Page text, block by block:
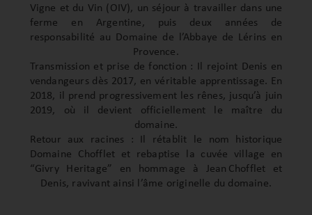
Vigne et du Vin (OIV), un séjour à travailler dans une
ferme en Argentine, puis deux années de
responsabilité au Domaine de l’Abbaye de Lérins en
Provence.
Transmission et prise de fonction : Il rejoint Denis en
vendangeurs dès 2017, en véritable apprentissage. En
2018, il prend progressivement les rênes, jusqu’à juin
2019, où il devient officiellement le maître du
domaine.
Retour aux racines : Il rétablit le nom historique
Domaine Chofflet et rebaptise la cuvée village en
“Givry Heritage” en hommage à Jean Chofflet et
Denis, ravivant ainsi l’âme originelle du domaine.